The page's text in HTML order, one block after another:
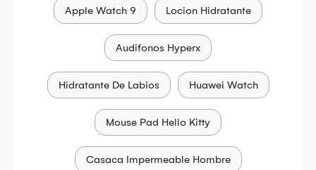
Apple Watch 9 Locion Hidratante
Audifonos Hyperx
Hidratante De Labios Huawei Watch
Mouse Pad Hello Kitty
Casaca Impermeable Hombre